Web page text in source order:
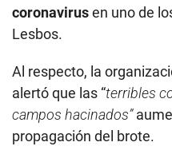
coronavirusen uno de
Lesbos.
Al respecto, la
alertó que las “terribles
campos hacinados”
propagación del brote.